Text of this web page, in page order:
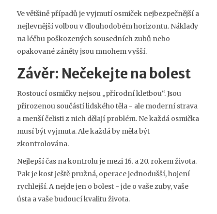
Ve většině případů je vyjmutí osmiček nejbezpečnější a
nejlevnější volbou v dlouhodobém horizontu. Náklady
na léčbu poškozených sousedních zubů nebo
opakované záněty jsou mnohem vyšší.
Závěr: Nečekejte na bolest
Rostoucí osmičky nejsou „přírodní kletbou“. Jsou
přirozenou součástí lidského těla - ale moderní strava
a menší čelisti z nich dělají problém. Ne každá osmička
musí být vyjmuta. Ale každá by měla být
zkontrolována.
Nejlepší čas na kontrolu je mezi 16. a 20. rokem života.
Pak je kost ještě pružná, operace jednodušší, hojení
rychlejší. A nejde jen o bolest - jde o vaše zuby, vaše
ústa a vaše budoucí kvalitu života.